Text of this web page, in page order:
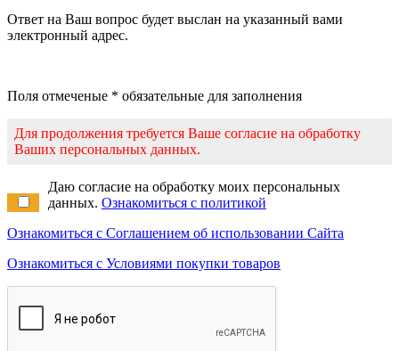
Ответ на Ваш вопрос будет выслан на указанный вами
электронный адрес.
Поля отмеченые * обязательные для заполнения
Для продолжения требуется Ваше согласие на обработку
Ваших персональных данных.
Даю согласие на обработку моих персональных
данных. Ознакомиться с политикой
Ознакомиться с Соглашением об использовании Сайта
Ознакомиться с Условиями покупки товаров